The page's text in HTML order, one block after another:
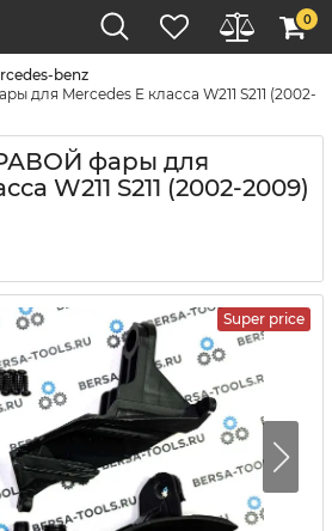
0
benz
для Mercedes E класса W211 S211 (2002-
фары для
W211 S211 (2002-2009)
Super price